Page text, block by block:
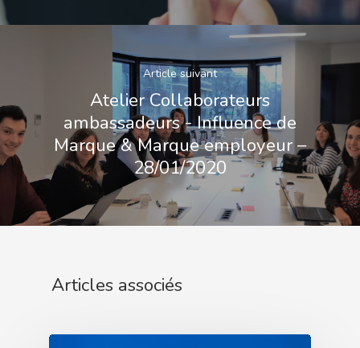
Article suivant
Atelier Collaborateurs
ambassadeurs - Influence de
Marque & Marque employeur –
28/01/2020
Articles associés